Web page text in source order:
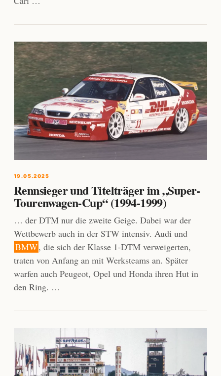
19.05.2025
Rennsieger und Titelträger im „Super-
Tourenwagen-Cup“ (1994-1999)
… der DTM nur die zweite Geige. Dabei war der
Wettbewerb auch in der STW intensiv. Audi und
BMW, die sich der Klasse 1-DTM verweigerten,
traten von Anfang an mit Werksteams an. Später
warfen auch Peugeot, Opel und Honda ihren Hut in
den Ring. …